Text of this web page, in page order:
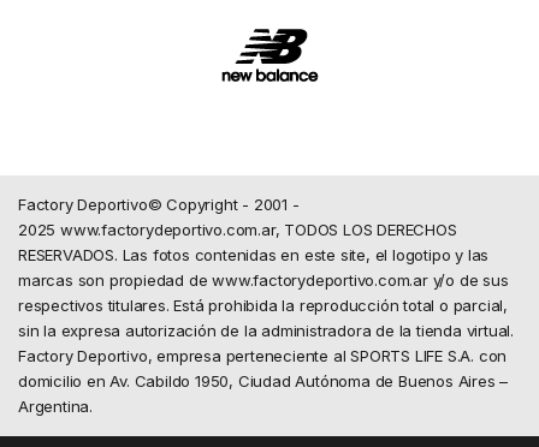
Factory Deportivo© Copyright - 2001 -
2025 www.factorydeportivo.com.ar, TODOS LOS DERECHOS
RESERVADOS. Las fotos contenidas en este site, el logotipo y las
marcas son propiedad de www.factorydeportivo.com.ar y/o de sus
respectivos titulares. Está prohibida la reproducción total o parcial,
sin la expresa autorización de la administradora de la tienda virtual.
Factory Deportivo, empresa perteneciente al SPORTS LIFE S.A. con
domicilio en Av. Cabildo 1950, Ciudad Autónoma de Buenos Aires –
Argentina.